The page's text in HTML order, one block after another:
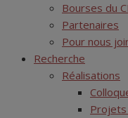
Bourses du
Partenaires
Pour nous
Recherche
Réalisations